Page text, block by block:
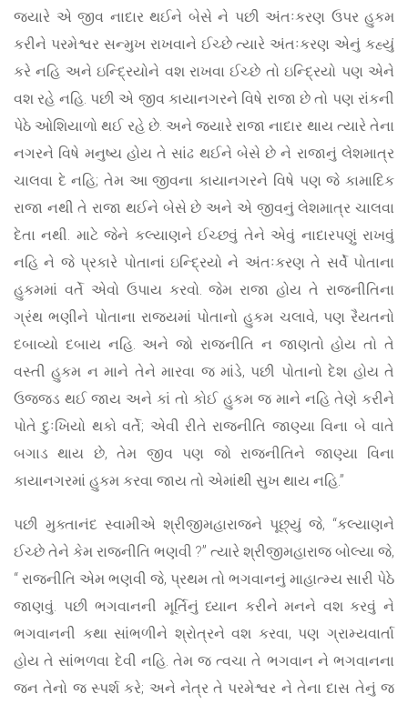
જ્યારે એ જીવ નાદાર થઈને બેસે ને પછી અંતઃકરણ ઉપર હુકમ
કરીને પરમેશ્વર સન્મુખ રાખવાને ઈચ્છે ત્યારે અંતઃકરણ એનું કહ્યું
કરે નહિ અને ઇન્દ્રિયોને વશ રાખવા ઈચ્છે તો ઇન્દ્રિયો પણ એને
વશ રહે નહિ. પછી એ જીવ કાયાનગરને વિષે રાજા છે તો પણ રાંકની
પેઠે ઓશિયાળો થઈ રહે છે. અને જ્યારે રાજા નાદાર થાય ત્યારે તેના
નગરને વિષે મનુષ્ય હોય તે સાંઢ થઈને બેસે છે ને રાજાનું લેશમાત્ર
ચાલવા દે નહિ; તેમ આ જીવના કાયાનગરને વિષે પણ જે કામાદિક
રાજા નથી તે રાજા થઈને બેસે છે અને એ જીવનું લેશમાત્ર ચાલવા
દેતા નથી. માટે જેને કલ્યાણને ઈચ્છવું તેને એવું નાદારપણું રાખવું
નહિ ને જે પ્રકારે પોતાનાં ઇન્દ્રિયો ને અંતઃકરણ તે સર્વે પોતાના
હુકમમાં વર્તે એવો ઉપાય કરવો. જેમ રાજા હોય તે રાજનીતિના
ગ્રંથ ભણીને પોતાના રાજ્યમાં પોતાનો હુકમ ચલાવે, પણ રૈયતનો
દબાવ્યો દબાય નહિ. અને જો રાજનીતિ ન જાણતો હોય તો તે
વસ્તી હુકમ ન માને તેને મારવા જ માંડે, પછી પોતાનો દેશ હોય તે
ઉજ્જડ થઈ જાય અને કાં તો કોઈ હુકમ જ માને નહિ તેણે કરીને
પોતે દુઃખિયો થકો વર્તે; એવી રીતે રાજનીતિ જાણ્યા વિના બે વાતે
બગાડ થાય છે, તેમ જીવ પણ જો રાજનીતિને જાણ્યા વિના
કાયાનગરમાં હુકમ કરવા જાય તો એમાંથી સુખ થાય નહિ.”
પછી મુક્તાનંદ સ્વામીએ શ્રીજીમહારાજને પૂછ્યું જે, “કલ્યાણને
ઈચ્છે તેને કેમ રાજનીતિ ભણવી ?” ત્યારે શ્રીજીમહારાજ બોલ્યા જે,
“ રાજનીતિ એમ ભણવી જે, પ્રથમ તો ભગવાનનું માહાત્મ્ય સારી પેઠે
જાણવું. પછી ભગવાનની મૂર્તિનું ધ્યાન કરીને મનને વશ કરવું ને
ભગવાનની કથા સાંભળીને શ્રોત્રને વશ કરવા, પણ ગ્રામ્યવાર્તા
હોય તે સાંભળવા દેવી નહિ. તેમ જ ત્વચા તે ભગવાન ને ભગવાનના
જન તેનો જ સ્પર્શ કરે; અને નેત્ર તે પરમેશ્વર ને તેના દાસ તેનું જ